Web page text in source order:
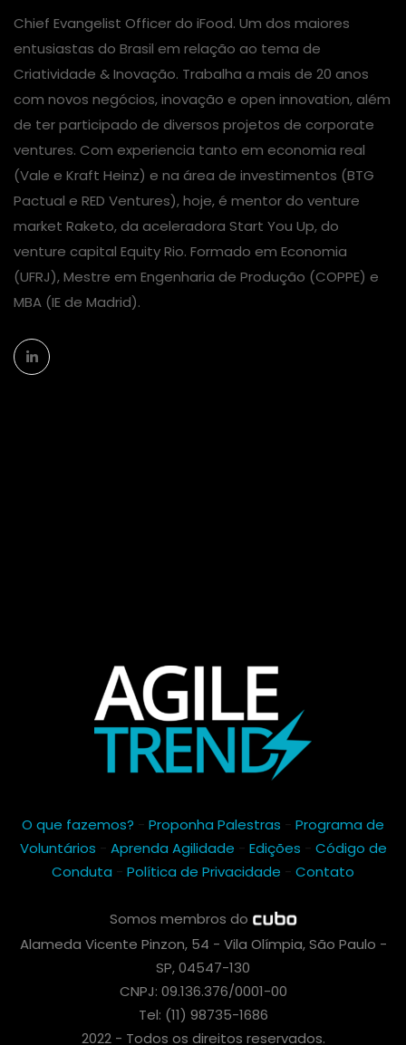
Chief Evangelist Officer do iFood. Um dos maiores
entusiastas do Brasil em relação ao tema de
Criatividade & Inovação. Trabalha a mais de 20 anos
com novos negócios, inovação e open innovation, além
de ter participado de diversos projetos de corporate
ventures. Com experiencia tanto em economia real
(Vale e Kraft Heinz) e na área de investimentos (BTG
Pactual e RED Ventures), hoje, é mentor do venture
market Raketo, da aceleradora Start You Up, do
venture capital Equity Rio. Formado em Economia
(UFRJ), Mestre em Engenharia de Produção (COPPE) e
MBA (IE de Madrid).
O que fazemos? - Proponha Palestras - Programa de
Voluntários - Aprenda Agilidade - Edições - Código de
Conduta - Política de Privacidade - Contato
Somos membros do
Alameda Vicente Pinzon, 54 - Vila Olímpia, São Paulo -
SP, 04547-130
CNPJ: 09.136.376/0001-00
Tel: (11) 98735-1686
2022 - Todos os direitos reservados.